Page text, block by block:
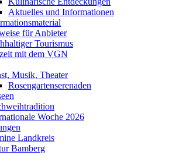
Aktuelles und Informationen
für Anbieter
Tourismus
mit dem VGN
Musik, Theater
Rosengartenserenaden
Woche 2026
Landkreis
Bamberg